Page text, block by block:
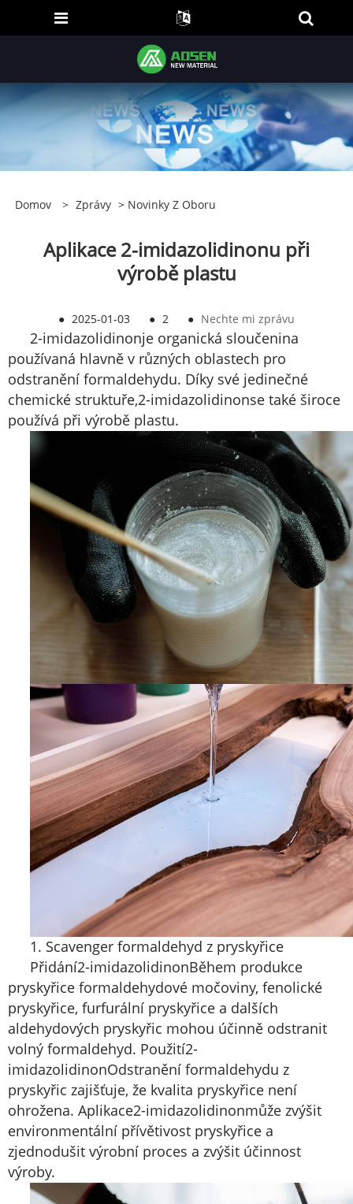
Domov > Zprávy > Novinky Z Oboru
Aplikace 2-imidazolidinonu při
výrobě plastu
● 2025-01-03 ● 2 ● Nechte mi zprávu
2-imidazolidinonje organická sloučenina
používaná hlavně v různých oblastech pro
odstranění formaldehydu. Díky své jedinečné
chemické struktuře,2-imidazolidinonse také široce
používá při výrobě plastu.
1. Scavenger formaldehyd z pryskyřice
Přidání2-imidazolidinonBěhem produkce
pryskyřice formaldehydové močoviny, fenolické
pryskyřice, furfurální pryskyřice a dalších
aldehydových pryskyřic mohou účinně odstranit
volný formaldehyd. Použití2-
imidazolidinonOdstranění formaldehydu z
pryskyřic zajišťuje, že kvalita pryskyřice není
ohrožena. Aplikace2-imidazolidinonmůže zvýšit
environmentální přívětivost pryskyřice a
zjednodušit výrobní proces a zvýšit účinnost
výroby.